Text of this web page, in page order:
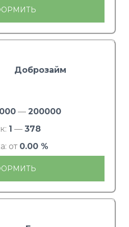
Доброзайм
— 200000
1 — 378
от 0.00 %